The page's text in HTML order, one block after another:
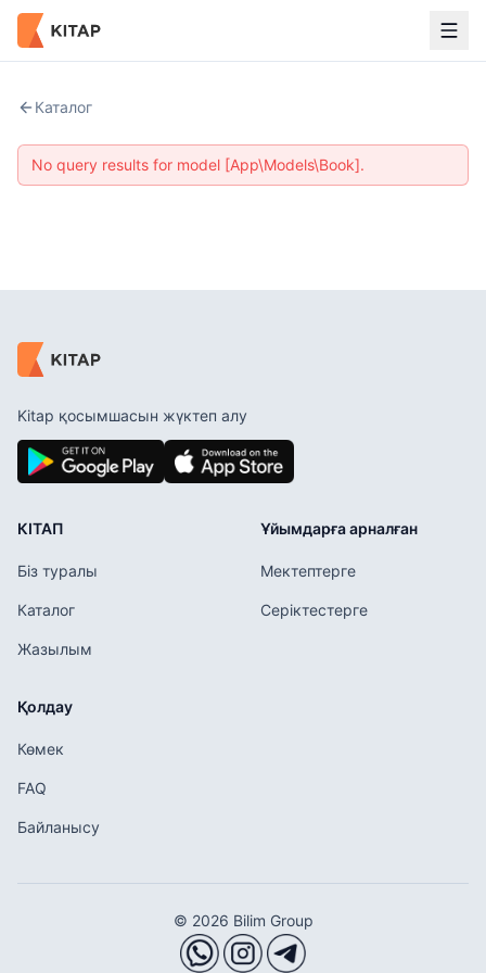
Каталог
No query results for model [App\Models\Book].
Kitap қосымшасын жүктеп алу
КІТАП
Біз туралы
Каталог
Жазылым
Ұйымдарға арналған
Мектептерге
Серіктестерге
Қолдау
Көмек
FAQ
Байланысу
© 2026 Bilim Group